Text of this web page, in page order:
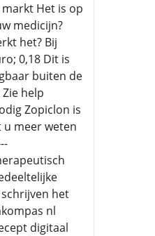
Het is op
medicijn?
het? Bij
0,18 Dit is
buiten de
help
Zopiclon is
meer weten
het
nl
digitaal